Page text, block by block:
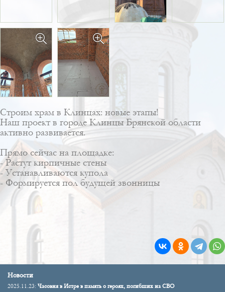
Строим храм в Клинцах: новые этапы!
Наш проект в городе Клинцы Брянской области
активно развивается.
Прямо сейчас на площадке:
- Растут кирпичные стены
- Устанавливаются купола
- Формируется пол будущей звонницы
Новости
2025.11.23: Часовня в Истре в память о героях, погибших на СВО